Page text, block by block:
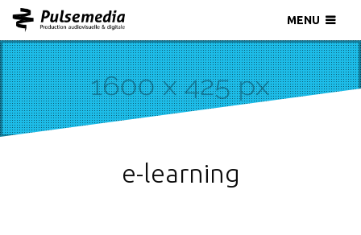
MENU
e-learning